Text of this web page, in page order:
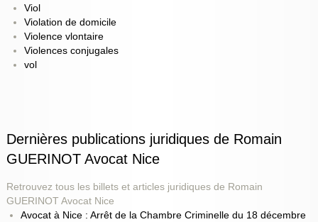
Viol
Violation de domicile
Violence vlontaire
Violences conjugales
vol
Dernières publications juridiques de Romain
GUERINOT Avocat Nice
Retrouvez tous les billets et articles juridiques de Romain
GUERINOT Avocat Nice
Avocat à Nice : Arrêt de la Chambre Criminelle du 18 décembre